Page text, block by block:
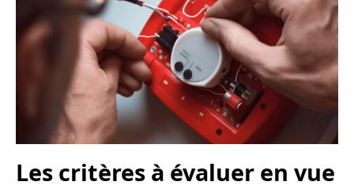
Les critères à évaluer en vue